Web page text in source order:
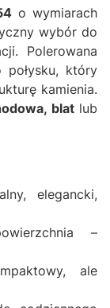
o wymiarach
wybór do
Polerowana
połysku, który
kamienia.
blatlub
elegancki,
–
ale